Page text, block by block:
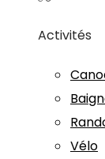
Activités
Vélo